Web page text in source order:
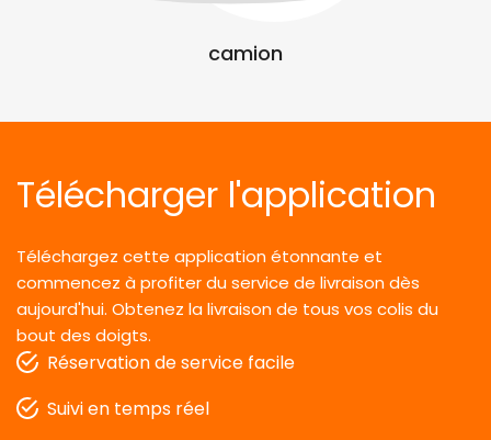
camion
Télécharger l'application
Téléchargez cette application étonnante et
commencez à profiter du service de livraison dès
aujourd'hui. Obtenez la livraison de tous vos colis du
bout des doigts.
Réservation de service facile
Suivi en temps réel